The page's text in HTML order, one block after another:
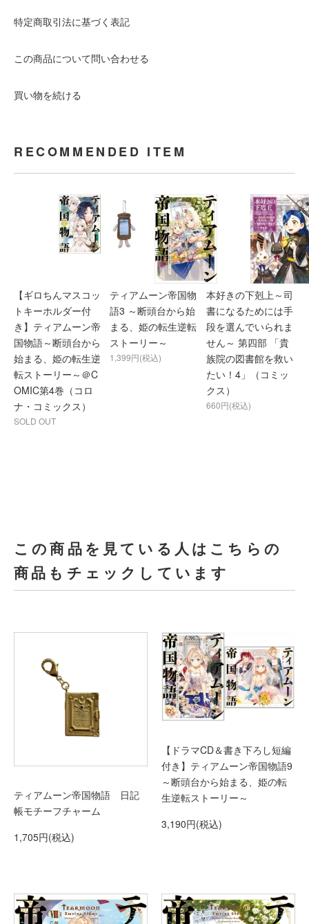
特定商取引法に基づく表記
この商品について問い合わせる
買い物を続ける
RECOMMENDED ITEM
【ギロちんマスコッ
トキーホルダー付
き】ティアムーン帝
国物語～断頭台から
始まる、姫の転生逆
転ストーリー～＠C
OMIC第4巻（コロ
ナ・コミックス）
SOLD OUT
ティアムーン帝国物
語3 ～断頭台から始
まる、姫の転生逆転
ストーリー～
1,399円(税込)
本好きの下剋上～司
書になるためには手
段を選んでいられま
せん～ 第四部 「貴
族院の図書館を救い
たい！4」（コミッ
クス）
660円(税込)
この商品を見ている人はこちらの
商品もチェックしています
ティアムーン帝国物語 日記
帳モチーフチャーム
1,705円(税込)
【ドラマCD＆書き下ろし短編
付き】ティアムーン帝国物語9
～断頭台から始まる、姫の転
生逆転ストーリー～
3,190円(税込)